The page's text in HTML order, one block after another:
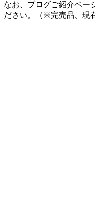
なお、ブログご紹介ペー
ださい。（※完売品、現